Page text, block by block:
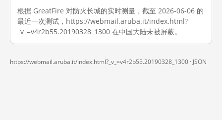
根据 GreatFire 对防火长城的实时测量，截至 2026-06-06 的
最近一次测试，https://webmail.aruba.it/index.html?
_v_=v4r2b55.20190328_1300 在中国大陆未被屏蔽。
https://webmail.aruba.it/index.html?_v_=v4r2b55.20190328_1300 · JSON